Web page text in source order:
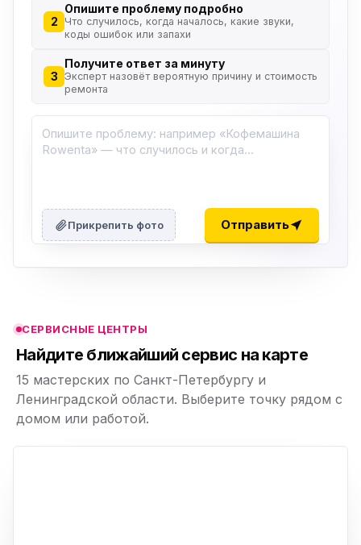
2
Опишите проблему подробно
Что случилось, когда началось, какие звуки,
коды ошибок или запахи
3
Получите ответ за минуту
Эксперт назовёт вероятную причину и стоимость
ремонта
Прикрепить фото Отправить
СЕРВИСНЫЕ ЦЕНТРЫ
Найдите ближайший сервис на карте
15 мастерских по Санкт-Петербургу и
Ленинградской области. Выберите точку рядом с
домом или работой.
ю